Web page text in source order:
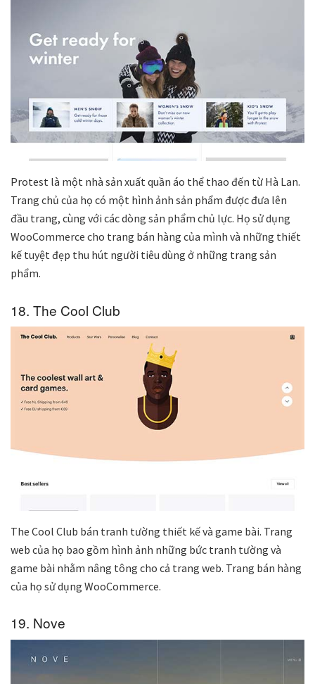
Protest là một nhà sản xuất quần áo thể thao đến từ Hà Lan.
Trang chủ của họ có một hình ảnh sản phẩm được đưa lên
đầu trang, cùng với các dòng sản phẩm chủ lực. Họ sử dụng
WooCommerce cho trang bán hàng của mình và những thiết
kế tuyệt đẹp thu hút người tiêu dùng ở những trang sản
phẩm.
18. The Cool Club
The Cool Club bán tranh tường thiết kế và game bài. Trang
web của họ bao gồm hình ảnh những bức tranh tường và
game bài nhằm nâng tông cho cả trang web. Trang bán hàng
của họ sử dụng WooCommerce.
19. Nove